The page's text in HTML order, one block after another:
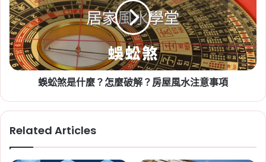
2026-07-20
新竹人注意！竹科旁將新增 838
戶社宅，「金城安居」預計
2029 年完工
小
心
這
幾
個
缺
是
什
麼？
怎
麼
破
水
蜈蚣煞是什麼？怎麼破解？房屋風水注意事項
Related Articles